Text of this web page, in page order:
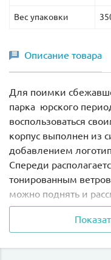
Вес упаковки
Описание товара
Для поимки
парка юрского
воспользоваться
корпус выполнен из
добавлением
Спереди
тонированным
можно поднять и
рычаги управления.
представляет собой